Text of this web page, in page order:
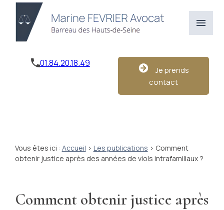
menu
01.84.20.18.49
Je prends
contact
Vous êtes ici : Accueil > Les publications > Comment
obtenir justice après des années de viols intrafamiliaux ?
Comment obtenir justice après
Panneau de gestion des cookies